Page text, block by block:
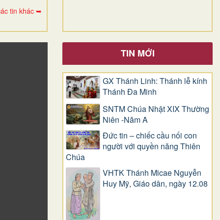
tin khác ➥
TIN MỚI
GX Thánh Linh: Thánh lễ kính
Thánh Đa Minh
SNTM Chúa Nhật XIX Thường
Niên -Năm A
Đức tin – chiếc cầu nối con
người với quyền năng Thiên
Chúa
VHTK Thánh Micae Nguyễn
Huy Mỹ, Giáo dân, ngày 12.08